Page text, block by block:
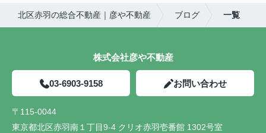
北区赤羽の総合不動産｜彦や不動産 ブログ 一覧
株式会社彦や不動産
03-6903-9158 お問い合わせ
〒115-0044
東京都北区赤羽南１丁目9-4 クリオ赤羽壱番館 1302号室